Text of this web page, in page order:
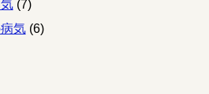
(7)
気(6)